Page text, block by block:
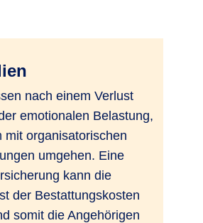
nach einem Verlust
emotionalen Belastung,
mit organisatorischen
umgehen. Eine
kann die
der Bestattungskosten
somit die Angehörigen